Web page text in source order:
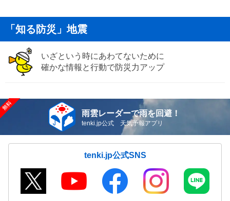
「知る防災」地震
いざという時にあわてないために
確かな情報と行動で防災力アップ
雨雲レーダーで雨を回避！
tenki.jp公式 天気予報アプリ
tenki.jp公式SNS